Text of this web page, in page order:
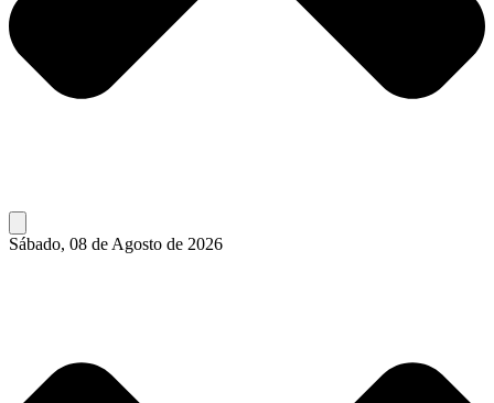
Sábado, 08 de Agosto de 2026